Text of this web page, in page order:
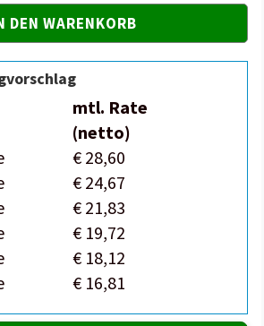
mtl. Rate
(netto)
€ 28,60
€ 24,67
€ 21,83
€ 19,72
€ 18,12
€ 16,81